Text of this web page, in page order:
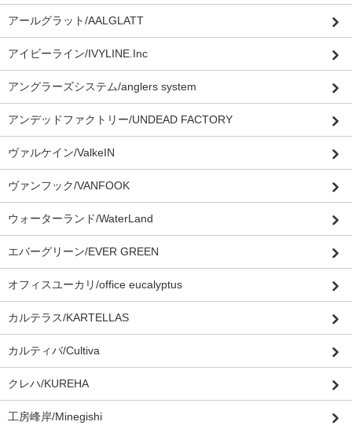
アールグラット/AALGLATT
アイビーライン/IVYLINE.Inc
アングラーズシステム/anglers system
アンデッドファクトリー/UNDEAD FACTORY
ヴァルケイン/ValkeIN
ヴァンフック/VANFOOK
ウォーターランド/WaterLand
エバーグリーン/EVER GREEN
オフィスユーカリ/office eucalyptus
カルテラス/KARTELLAS
カルティバ/Cultiva
クレハ/KUREHA
工房峰岸/Minegishi